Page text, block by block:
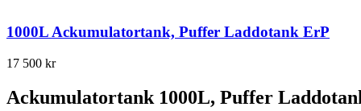
1000L Ackumulatortank, Puffer Laddotank ErP
17 500 kr
Ackumulatortank 1000L, Puffer